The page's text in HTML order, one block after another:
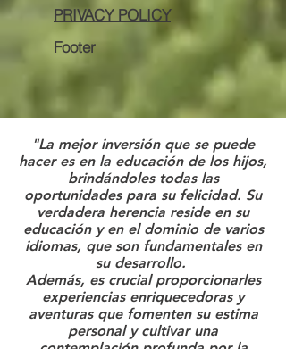
PRIVACY POLICY
Footer
"La mejor inversión que se puede
hacer es en la educación de los hijos,
brindándoles todas las
oportunidades para su felicidad. Su
verdadera herencia reside en su
educación y en el dominio de varios
idiomas, que son fundamentales en
su desarrollo.
Además, es crucial proporcionarles
experiencias enriquecedoras y
aventuras que fomenten su estima
personal y cultivar una